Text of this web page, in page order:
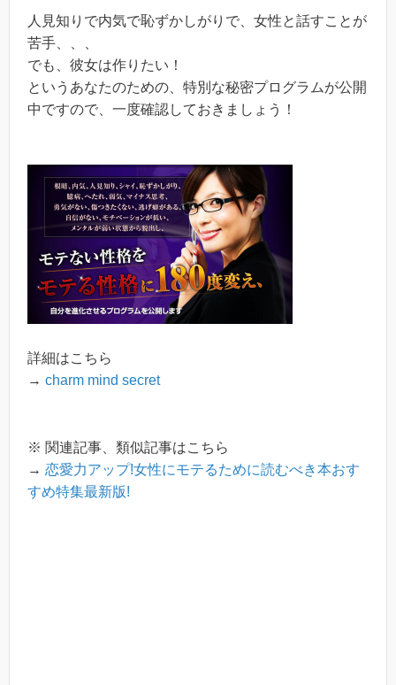
人見知りで内気で恥ずかしがりで、女性と話すことが
苦手、、、
でも、彼女は作りたい！
というあなたのための、特別な秘密プログラムが公開
中ですので、一度確認しておきましょう！
詳細はこちら
→ charm mind secret
※ 関連記事、類似記事はこちら
→ 恋愛力アップ!女性にモテるために読むべき本おす
すめ特集最新版!